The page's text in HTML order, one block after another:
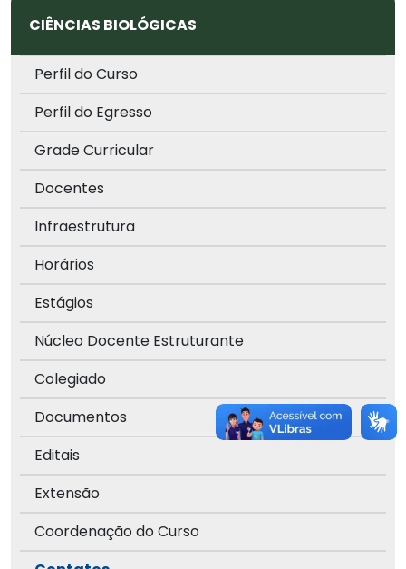
CIÊNCIAS BIOLÓGICAS
Perfil do Curso
Perfil do Egresso
Grade Curricular
Docentes
Infraestrutura
Horários
Estágios
Núcleo Docente Estruturante
Colegiado
Documentos
Editais
Extensão
Coordenação do Curso